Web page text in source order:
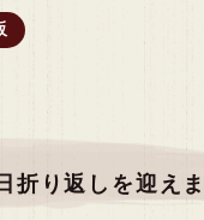
折り返しを迎え